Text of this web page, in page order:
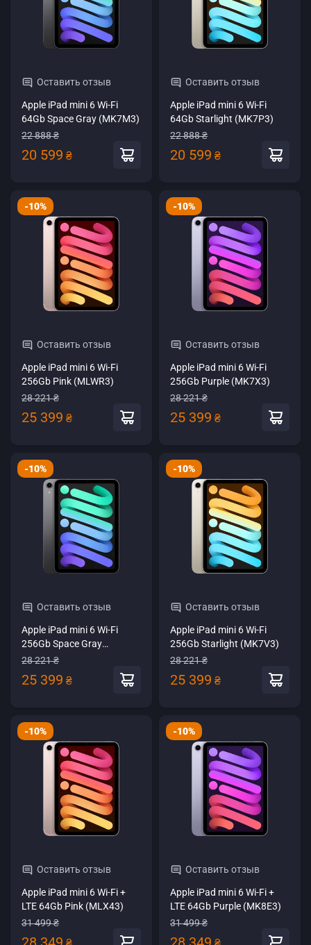
Оставить отзыв
Apple iPad mini 6 Wi-Fi
64Gb Space Gray (MK7M3)
22 888 ₴
20 599 ₴
Оставить отзыв
Apple iPad mini 6 Wi-Fi
64Gb Starlight (MK7P3)
22 888 ₴
20 599 ₴
-10%
Оставить отзыв
Apple iPad mini 6 Wi-Fi
256Gb Pink (MLWR3)
28 221 ₴
25 399 ₴
-10%
Оставить отзыв
Apple iPad mini 6 Wi-Fi
256Gb Purple (MK7X3)
28 221 ₴
25 399 ₴
-10%
Оставить отзыв
Apple iPad mini 6 Wi-Fi
256Gb Space Gray
(MK7T3)
28 221 ₴
25 399 ₴
-10%
Оставить отзыв
Apple iPad mini 6 Wi-Fi
256Gb Starlight (MK7V3)
28 221 ₴
25 399 ₴
-10%
Оставить отзыв
Apple iPad mini 6 Wi-Fi +
LTE 64Gb Pink (MLX43)
31 499 ₴
-10%
Оставить отзыв
Apple iPad mini 6 Wi-Fi +
LTE 64Gb Purple (MK8E3)
31 499 ₴